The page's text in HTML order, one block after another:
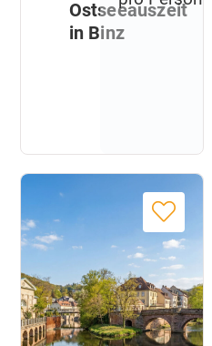
Ostseeauszeit
in Binz